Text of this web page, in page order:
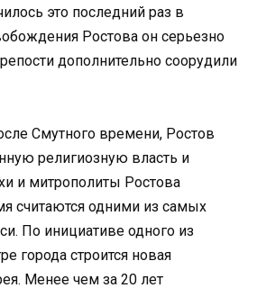
это последний раз в
Ростова он серьезно
дополнительно соорудили
Смутного времени, Ростов
религиозную власть и
и митрополиты Ростова
считаются одними из самых
По инициативе одного из
города строится новая
Менее чем за 20 лет